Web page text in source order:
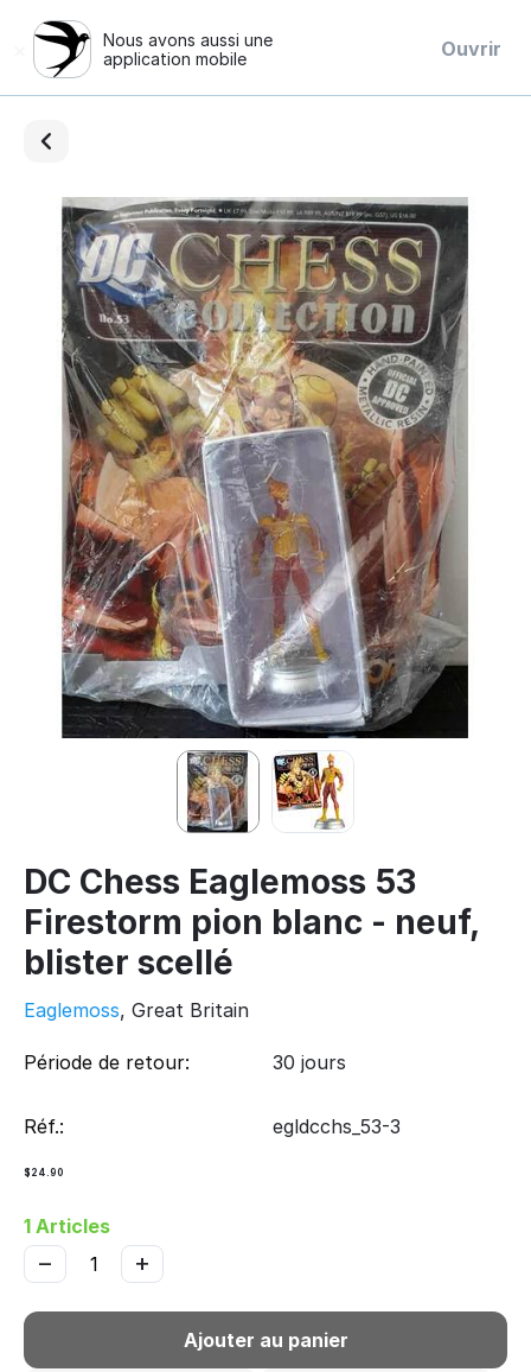
Nous avons aussi une
application mobile
Ouvrir
DC Chess Eaglemoss 53
Firestorm pion blanc - neuf,
blister scellé
Eaglemoss, Great Britain
Période de retour: 30 jours
Réf.: egldcchs_53-3
$ 24.90
1 Articles
+
−
Ajouter au panier